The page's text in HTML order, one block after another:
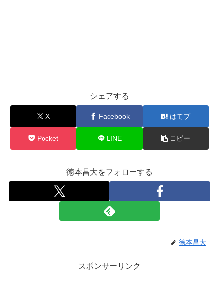
シェアする
X Facebook はてブ
Pocket LINE コピー
徳本昌大をフォローする
徳本昌大
スポンサーリンク